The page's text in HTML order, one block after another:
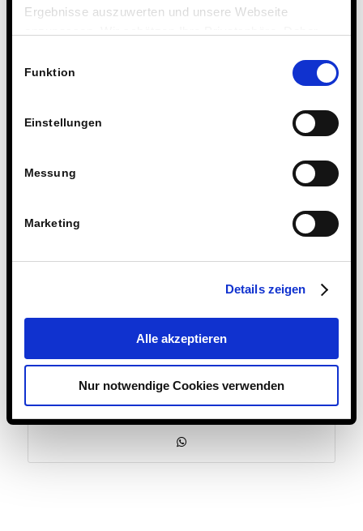
Ergebnisse auszuwerten und unsere Webseite
Technologien.
Funktion
Einstellungen
Messung
Marketing
Details zeigen
Alle akzeptieren
Nur notwendige Cookies verwenden